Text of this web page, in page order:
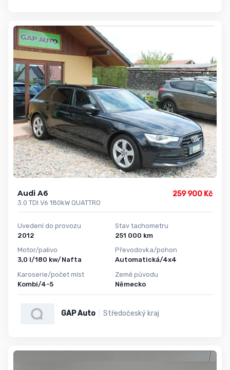
Audi A6
3.0 TDI V6 180kW QUATTRO
259 900 Kč
Uvedení do provozu
2012
Motor/palivo
3,0 l/180 kw/Nafta
Karoserie/počet míst
Kombi/4-5
Stav tachometru
251 000 km
Převodovka/pohon
Automatická/4x4
Země původu
Německo
GAP Auto Středočeský kraj